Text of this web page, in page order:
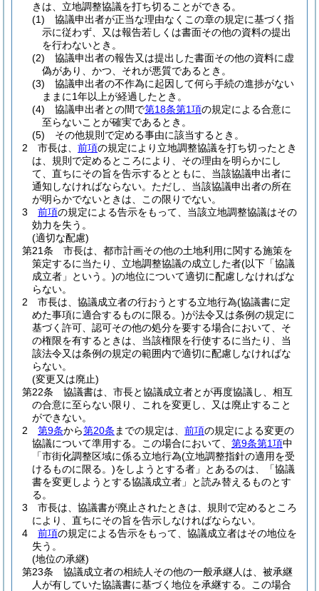
きは、立地調整協議を打ち切ることができる。
(1)
協議申出者が正当な理由なくこの章の規定に基づく指
示に従わず、又は報告若しくは書面その他の資料の提出
を行わないとき。
(2)
協議申出者の報告又は提出した書面その他の資料に虚
偽があり、かつ、それが悪質であるとき。
(3)
協議申出者の不作為に起因して何ら手続の進捗がない
ままに1年以上が経過したとき。
(4)
協議申出者との間で第18条第1項の規定による合意に
至らないことが確実であるとき。
(5)
その他規則で定める事由に該当するとき。
2
市長は、 前項の規定により立地調整協議を打ち切ったとき
は、規則で定めるところにより、その理由を明らかにし
て、直ちにその旨を告示するとともに、当該協議申出者に
通知しなければならない。 ただし、当該協議申出者の所在
が明らかでないときは、この限りでない。
3
前項の規定による告示をもって、当該立地調整協議はその
効力を失う。
(適切な配慮)
第21条
市長は、都市計画その他の土地利用に関する施策を
策定するに当たり、立地調整協議の成立した者(以下「協議
成立者」という。)の地位について適切に配慮しなければな
らない。
2
市長は、協議成立者の行おうとする立地行為(協議書に定
めた事項に適合するものに限る。)が法令又は条例の規定に
基づく許可、認可その他の処分を要する場合において、そ
の権限を有するときは、当該権限を行使するに当たり、当
該法令又は条例の規定の範囲内で適切に配慮しなければな
らない。
(変更又は廃止)
第22条
協議書は、市長と協議成立者とが再度協議し、相互
の合意に至らない限り、これを変更し、又は廃止すること
ができない。
2
第9条から第20条 までの規定は、 前項の規定による変更の
協議について準用する。
この場合において、 第9条第1項中
「市街化調整区域に係る立地行為(立地調整指針の適用を受
けるものに限る。)をしようとする者」とあるのは、「協議
書を変更しようとする協議成立者」と読み替えるものとす
る。
3
市長は、協議書が廃止されたときは、規則で定めるところ
により、直ちにその旨を告示しなければならない。
4
前項の規定による告示をもって、協議成立者はその地位を
失う。
(地位の承継)
第23条
協議成立者の相続人その他の一般承継人は、被承継
人が有していた協議書に基づく地位を承継する。
この場合